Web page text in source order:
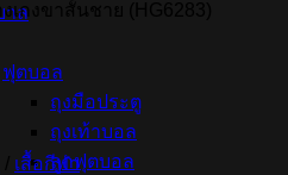
าล
ฟุตบอล
ถุงมือประตู
ถุงเท้าบอล
ลูกฟุตบอล
เสื้อกีฬา